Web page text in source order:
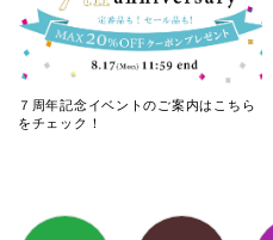
７周年記念イベントのご案内はこちら
をチェック！